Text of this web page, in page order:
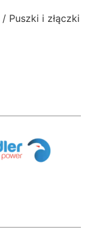
/ Puszki i złączki